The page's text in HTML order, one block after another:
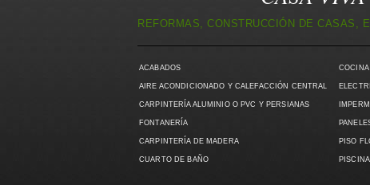
REFORMAS, CONSTRUCCIÓN DE CASAS,
ACABADOS
AIRE ACONDICIONADO Y CALEFACCIÓN CENTRAL
CARPINTERÍA ALUMINIO O PVC Y PERSIANAS
FONTANERÍA
CARPINTERÍA DE MADERA
CUARTO DE BAÑO
COCINA
PISO
PISCINA